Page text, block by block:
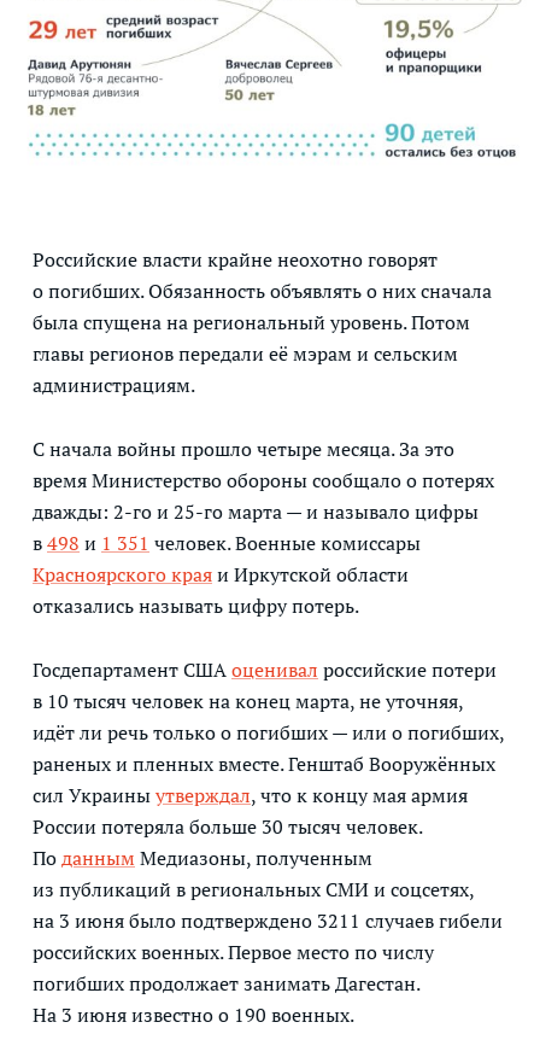
Российские власти крайне неохотно говорят
о погибших. Обязанность объявлять о них сначала
была спущена на региональный уровень. Потом
главы регионов передали её мэрам и сельским
администрациям.
С начала войны прошло четыре месяца. За это
время Министерство обороны сообщало о потерях
дважды: 2-го и 25-го марта — и называло цифры
в498 и 1 351 человек. Военные комиссары
Красноярского краяи Иркутской области
отказались называть цифру потерь.
Госдепартамент СШАоценивал российские потери
в 10 тысяч человек на конец марта, не уточняя,
идёт ли речь только о погибших — или о погибших,
раненых и пленных вместе. Генштаб Вооружённых
сил Украиныутверждал, что к концу мая армия
России потеряла больше 30 тысяч человек.
ПоданнымМедиазоны, полученным
из публикаций в региональных СМИ и соцсетях,
на 3 июня было подтверждено 3211 случаев гибели
российских военных. Первое место по числу
погибших продолжает занимать Дагестан.
На 3 июня известно о 190 военных.